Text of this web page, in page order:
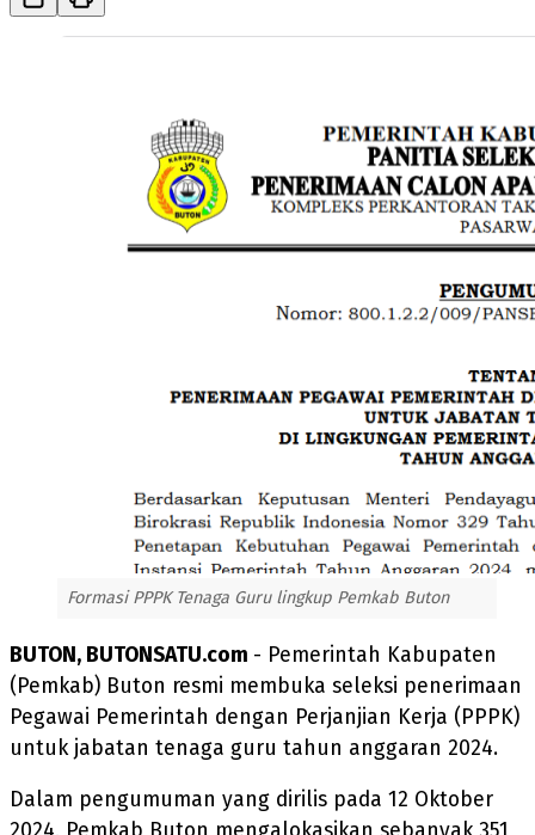
Formasi PPPK Tenaga Guru lingkup Pemkab Buton
BUTON, BUTONSATU.com - Pemerintah Kabupaten
(Pemkab) Buton resmi membuka seleksi penerimaan
Pegawai Pemerintah dengan Perjanjian Kerja (PPPK)
untuk jabatan tenaga guru tahun anggaran 2024.
Dalam pengumuman yang dirilis pada 12 Oktober